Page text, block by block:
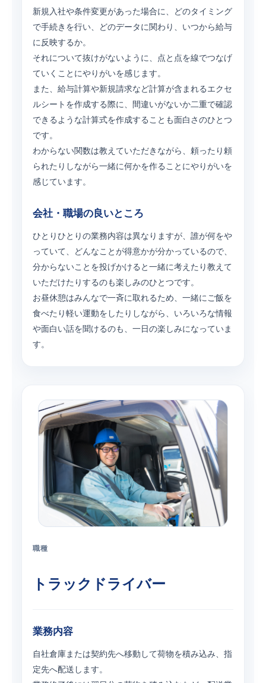
新規入社や条件変更があった場合に、どのタイミング
で手続きを行い、どのデータに関わり、いつから給与
に反映するか。
それについて抜けがないように、点と点を線でつなげ
ていくことにやりがいを感じます。
また、給与計算や新規請求など計算が含まれるエクセ
ルシートを作成する際に、間違いがないか二重で確認
できるような計算式を作成することも面白さのひとつ
です。
わからない関数は教えていただきながら、頼ったり頼
られたりしながら一緒に何かを作ることにやりがいを
感じています。
会社・職場の良いところ
ひとりひとりの業務内容は異なりますが、誰が何をや
っていて、どんなことが得意かが分かっているので、
分からないことを投げかけると一緒に考えたり教えて
いただけたりするのも楽しみのひとつです。
お昼休憩はみんなで一斉に取れるため、一緒にご飯を
食べたり軽い運動をしたりしながら、いろいろな情報
や面白い話を聞けるのも、一日の楽しみになっていま
す。
職種
トラックドライバー
業務内容
自社倉庫または契約先へ移動して荷物を積み込み、指
定先へ配送します。